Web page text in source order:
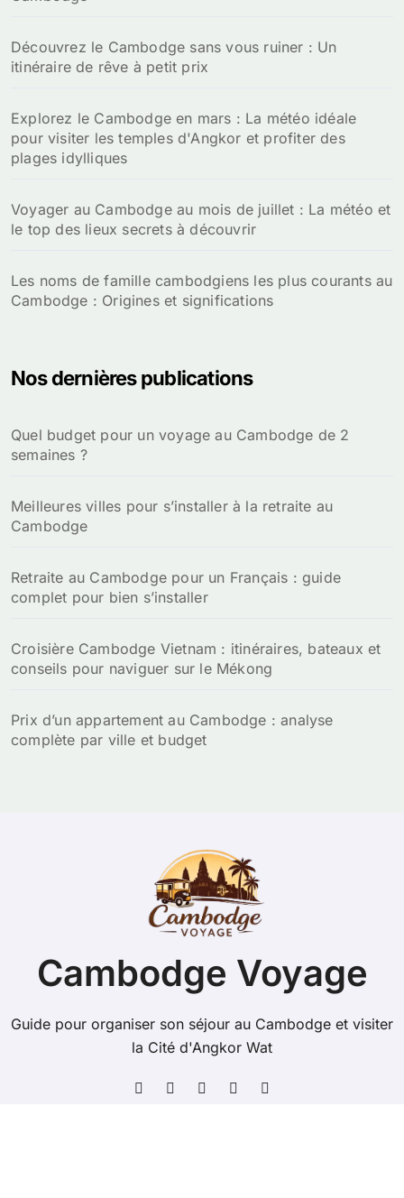
Découvrez le Cambodge sans vous ruiner : Un
itinéraire de rêve à petit prix
Explorez le Cambodge en mars : La météo idéale
pour visiter les temples d'Angkor et profiter des
plages idylliques
Voyager au Cambodge au mois de juillet : La météo et
le top des lieux secrets à découvrir
Les noms de famille cambodgiens les plus courants au
Cambodge : Origines et significations
Nos dernières publications
Quel budget pour un voyage au Cambodge de 2
semaines ?
Meilleures villes pour s’installer à la retraite au
Cambodge
Retraite au Cambodge pour un Français : guide
complet pour bien s’installer
Croisière Cambodge Vietnam : itinéraires, bateaux et
conseils pour naviguer sur le Mékong
Prix d’un appartement au Cambodge : analyse
complète par ville et budget
Cambodge Voyage
Guide pour organiser son séjour au Cambodge et visiter
la Cité d'Angkor Wat